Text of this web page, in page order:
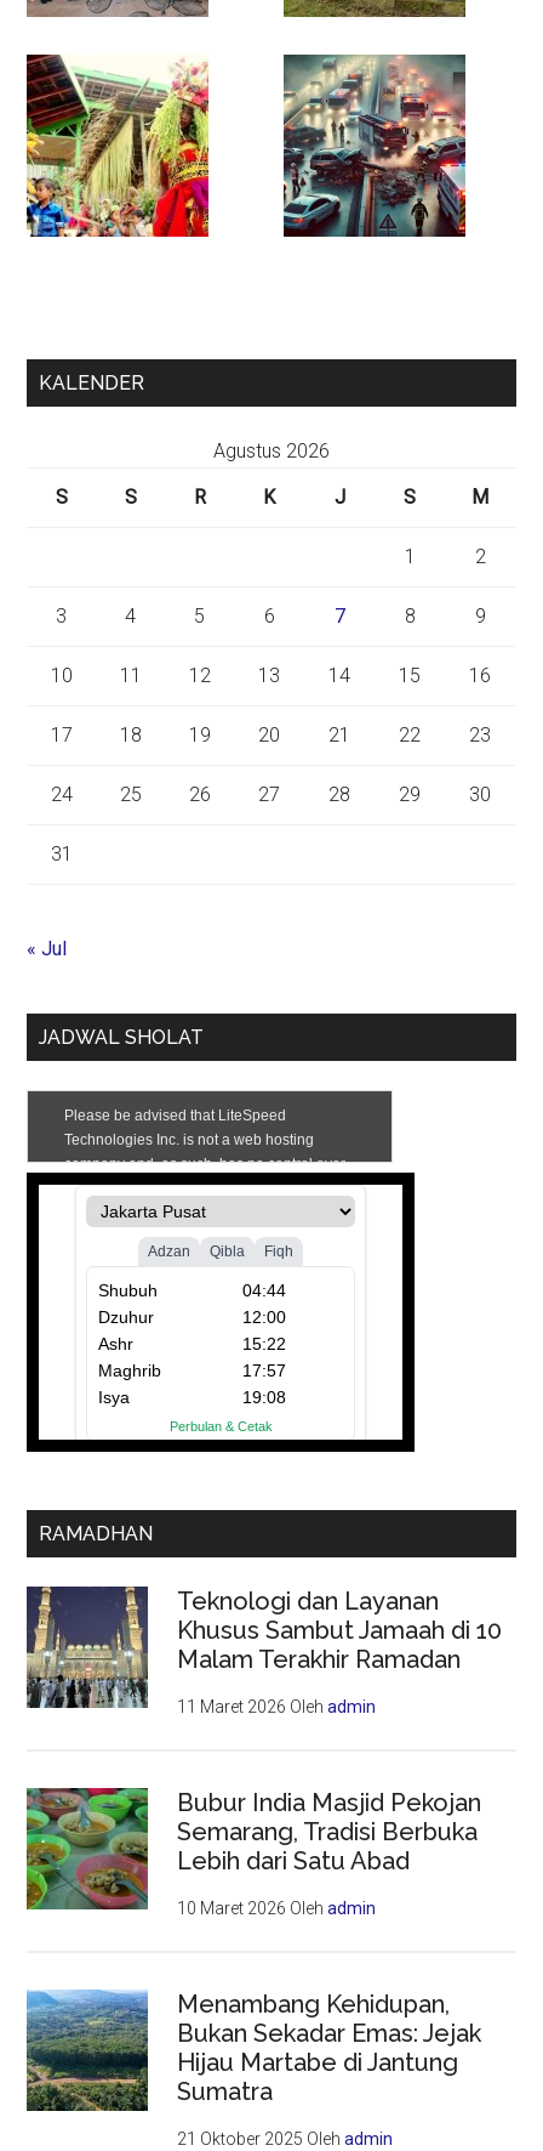
KALENDER
Agustus 2026
S
S R K J S M
1 2
3 4 5 6 7 8 9
10 11 12 13 14 15 16
17 18 19 20 21 22 23
24 25 26 27 28 29 30
31
« Jul
JADWAL SHOLAT
RAMADHAN
Teknologi dan Layanan
Khusus Sambut Jamaah di 10
Malam Terakhir Ramadan
11 Maret 2026 Olehadmin
Bubur India Masjid Pekojan
Semarang, Tradisi Berbuka
Lebih dari Satu Abad
10 Maret 2026 Olehadmin
Menambang Kehidupan,
Bukan Sekadar Emas: Jejak
Hijau Martabe di Jantung
Sumatra
21 Oktober 2025 Olehadmin